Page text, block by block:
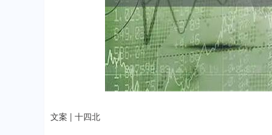
文案 | 十四北
深证成指 14231.16 121.04